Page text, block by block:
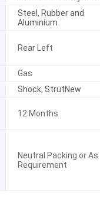
Steel, Rubber and
Aluminium
Rear Left
Gas
Shock, StrutNew
12 Months
Neutral Packing or As
Requirement